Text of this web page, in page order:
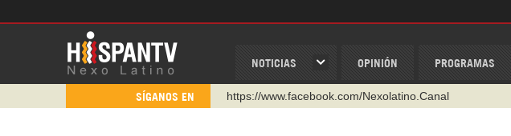
NOTICIAS OPINIÓN PROGRAMAS
SÍGANOS EN
https://www.facebook.com/Nexolatino.Canal